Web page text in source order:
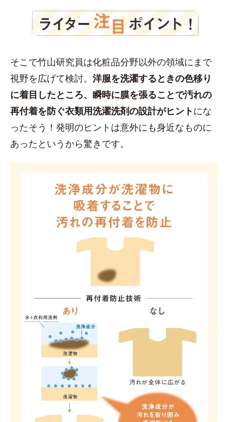
そこで竹山研究員は化粧品分野以外の領域にまで
視野を広げて検討。 洋服を洗濯するときの色移り
に着目したところ、瞬時に膜を張ることで汚れの
再付着を防ぐ衣類用洗濯洗剤の設計がヒントにな
ったそう！発明のヒントは意外にも身近なものに
あったというから驚きです。